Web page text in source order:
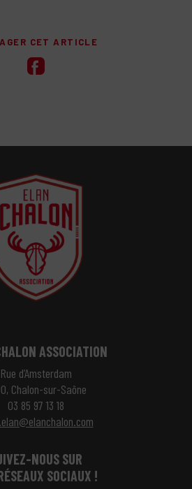
CET ARTICLE
ASSOCIATION
Rue d’Amsterdam
Chalon-sur-Saône
03 85 97 13 18
NOUS SUR
SOCIAUX !